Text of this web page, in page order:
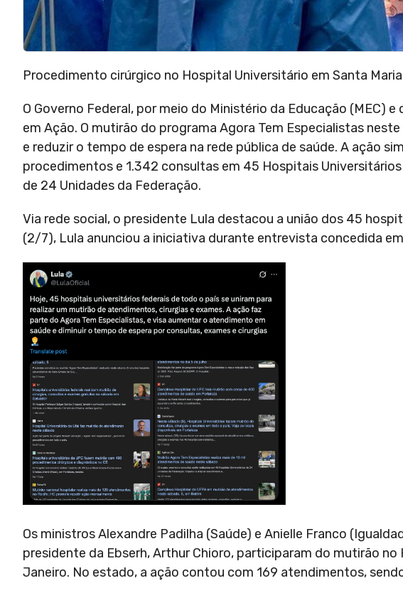
Procedimento cirúrgico no Hospital Universitário em Santa
O Governo Federal, por meio do Ministério da Educação (MEC)
em Ação. O mutirão do programa Agora Tem Especialistas
e reduzir o tempo de espera na rede pública de saúde. A ação
procedimentos e 1.342 consultas em 45 Hospitais
de 24 Unidades da Federação.
Via rede social, o presidente Lula destacou a união dos 45
(2/7), Lula anunciou a iniciativa durante entrevista concedida
Os ministros Alexandre Padilha (Saúde) e Anielle Franco
presidente da Ebserh, Arthur Chioro, participaram do mutirão
Janeiro. No estado, a ação contou com 169 atendimentos,